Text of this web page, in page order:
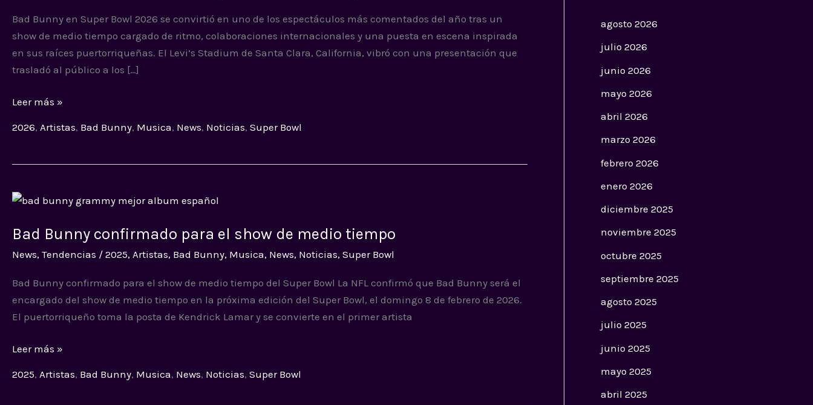
Bad Bunny en Super Bowl 2026 se convirtió en uno de los espectáculos más comentados del año tras un
show de medio tiempo cargado de ritmo, colaboraciones internacionales y una puesta en escena inspirada
en sus raíces puertorriqueñas. El Levi’s Stadium de Santa Clara, California, vibró con una presentación que
trasladó al público a los […]
El
artista
deslumbró
con
show
Leer más »
2026, Artistas, Bad Bunny, Musica, News, Noticias, Super Bowl
Bad Bunny confirmado para el show de medio tiempo
News, Tendencias / 2025, Artistas, Bad Bunny, Musica, News, Noticias, Super Bowl
Bad Bunny confirmado para el show de medio tiempo del Super Bowl La NFL confirmó que Bad Bunny será el
encargado del show de medio tiempo en la próxima edición del Super Bowl, el domingo 8 de febrero de 2026.
El puertorriqueño toma la posta de Kendrick Lamar y se convierte en el primer artista
Bad
confirmado
para
show
de
medio
Leer más »
2025, Artistas, Bad Bunny, Musica, News, Noticias, Super Bowl
agosto 2026
julio 2026
junio 2026
mayo 2026
abril 2026
marzo 2026
febrero 2026
enero 2026
diciembre 2025
noviembre 2025
octubre 2025
septiembre 2025
agosto 2025
julio 2025
junio 2025
mayo 2025
abril 2025